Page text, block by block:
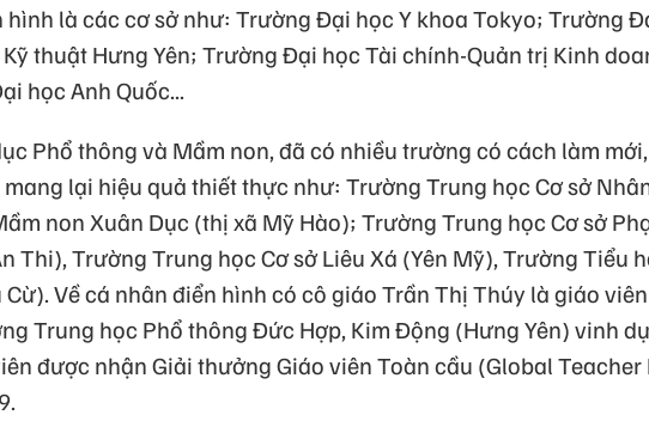
hình là các cơ sở như: Trường Đại học Y khoa Tokyo; Trường
thuật Hưng Yên; Trường Đại học Tài chính-Quản trị Kinh
học Anh Quốc...
Phổ thông và Mầm non, đã có nhiều trường có cách làm
mang lại hiệu quả thiết thực như: Trường Trung học Cơ sở
non Xuân Dục (thị xã Mỹ Hào); Trường Trung học Cơ sở
Thi), Trường Trung học Cơ sở Liêu Xá (Yên Mỹ), Trường Tiểu
Cừ). Về cá nhân điển hình có cô giáo Trần Thị Thúy là giáo
Trung học Phổ thông Đức Hợp, Kim Động (Hưng Yên) vinh
được nhận Giải thưởng Giáo viên Toàn cầu (Global Teacher